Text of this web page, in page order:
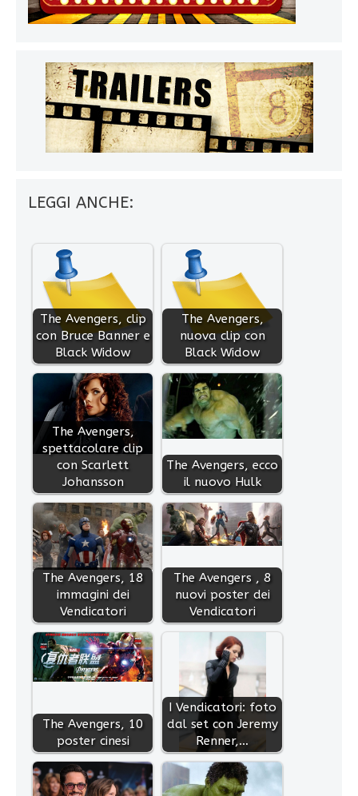
LEGGI ANCHE:
The Avengers, clip
con Bruce Banner e
Black Widow
The Avengers,
nuova clip con
Black Widow
The Avengers,
spettacolare clip
con Scarlett
Johansson
The Avengers, ecco
il nuovo Hulk
The Avengers, 18
immagini dei
Vendicatori
The Avengers , 8
nuovi poster dei
Vendicatori
The Avengers, 10
poster cinesi
I Vendicatori: foto
dal set con Jeremy
Renner,…